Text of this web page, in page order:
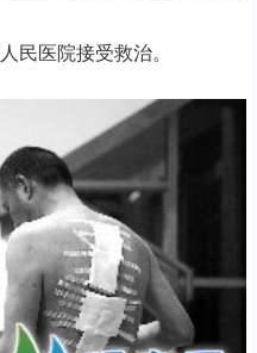
民医院接受救治。